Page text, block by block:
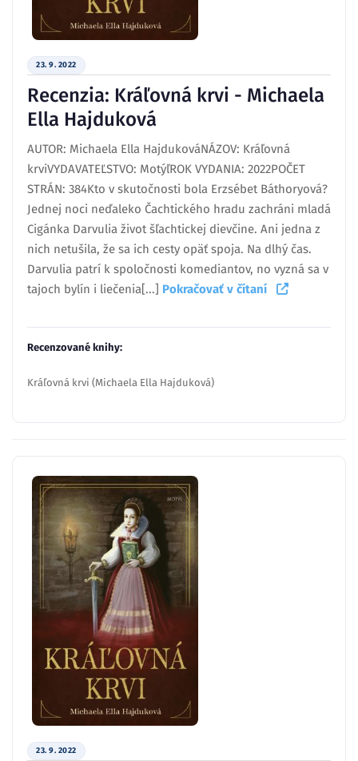
23. 9. 2022
Recenzia: Kráľovná krvi - Michaela
Ella Hajduková
AUTOR: Michaela Ella HajdukováNÁZOV: Kráľovná
krviVYDAVATEĽSTVO: MotýľROK VYDANIA: 2022POČET
STRÁN: 384Kto v skutočnosti bola Erzsébet Báthoryová?
Jednej noci neďaleko Čachtického hradu zachráni mladá
Cigánka Darvulia život šľachtickej dievčine. Ani jedna z
nich netušila, že sa ich cesty opäť spoja. Na dlhý čas.
Darvulia patrí k spoločnosti komediantov, no vyzná sa v
tajoch bylín i liečenia[...] Pokračovať v čítaní
Recenzované knihy:
Kráľovná krvi (Michaela Ella Hajduková)
23. 9. 2022